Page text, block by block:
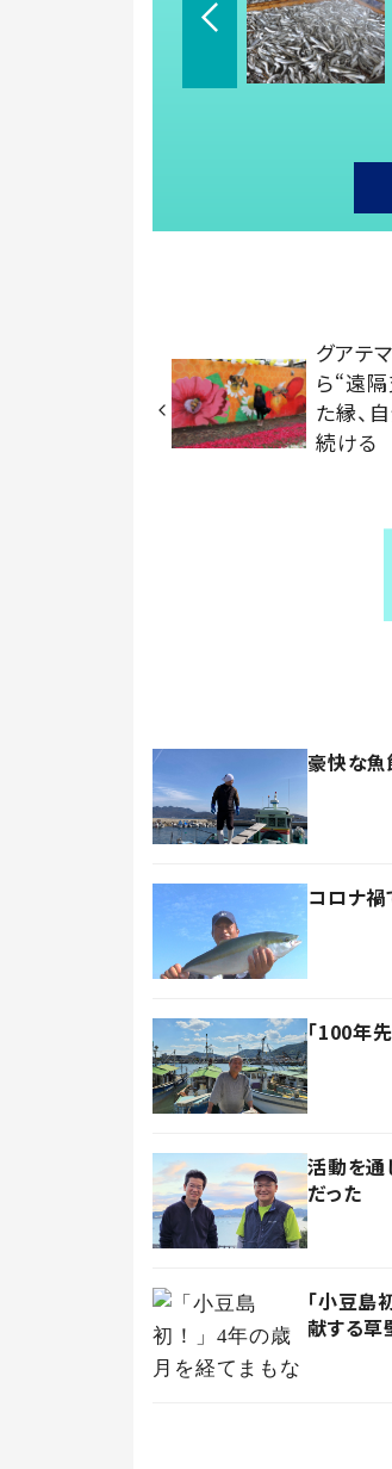
グアテ
ら“遠
た縁、
続ける
豪快な魚
コロナ
「100年
活動を
だった
「小豆島
献する草